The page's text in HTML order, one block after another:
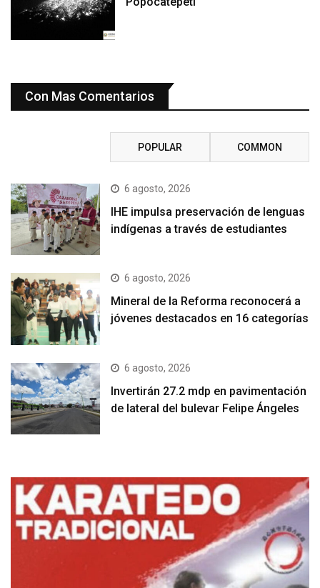
Con Mas Comentarios
POPULAR COMMON
6 agosto, 2026
IHE impulsa preservación de lenguas
indígenas a través de estudiantes
6 agosto, 2026
Mineral de la Reforma reconocerá a
jóvenes destacados en 16 categorías
6 agosto, 2026
Invertirán 27.2 mdp en pavimentación
de lateral del bulevar Felipe Ángeles